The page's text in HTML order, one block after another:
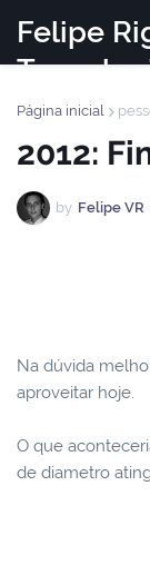
Felipe
Página inicial
2012:
by Felipe VR
Na dúvida
aproveitar hoje.
O que
de diametro